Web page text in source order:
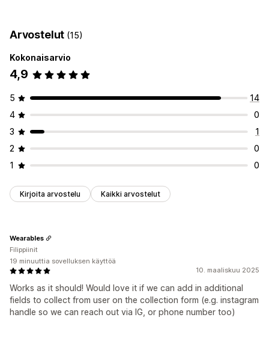
Mukautukset
Painikkeet Bannerit
Arvostelut (15)
Kokonaisarvio
4,9
5
14
4
0
3
1
2
0
1
0
Kirjoita arvostelu Kaikki arvostelut
10. maaliskuu 2025
Works as it should! Would love it if we can add in additional
fields to collect from user on the collection form (e.g. instagram
handle so we can reach out via IG, or phone number too)
Wearables
Filippiinit
19 minuuttia sovelluksen käyttöä